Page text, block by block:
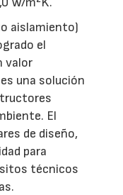
aislamiento)
el
valor
una solución
El
de diseño,
para
técnicos